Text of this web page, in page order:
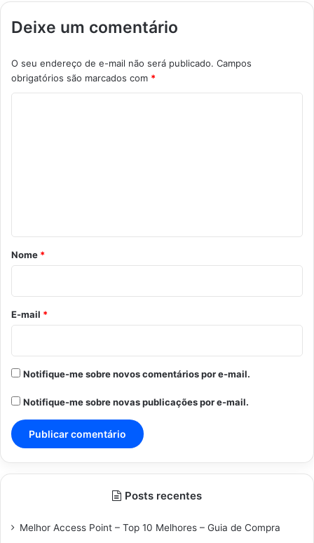
Deixe um comentário
O seu endereço de e-mail não será publicado. Campos
obrigatórios são marcados com *
r
o
*
Nome *
E-mail *
Notifique-me sobre novos comentários por e-mail.
Notifique-me sobre novas publicações por e-mail.
Posts recentes
Melhor Access Point – Top 10 Melhores – Guia de Compra